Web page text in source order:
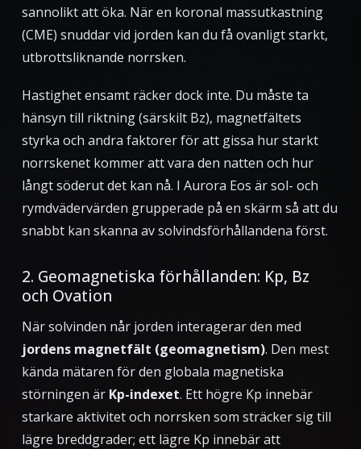
sannolikt att öka. När en koronal massutkastning
(CME) snuddar vid jorden kan du få ovanligt starkt,
utbrottsliknande norrsken.
Hastighet ensamt räcker dock inte. Du måste ta
hänsyn till riktning (särskilt Bz), magnetfältets
styrka och andra faktorer för att gissa hur starkt
norrskenet kommer att vara den natten och hur
långt söderut det kan nå. I Aurora Eos är sol- och
rymdvädervärden grupperade på en skärm så att du
snabbt kan skanna av solvindsförhållandena först.
2. Geomagnetiska förhållanden: Kp, Bz
och Ovation
När solvinden når jorden interagerar den med
jordens magnetfält (geomagnetism). Den mest
kända mätaren för den globala magnetiska
störningen är Kp-indexet. Ett högre Kp innebär
starkare aktivitet och norrsken som sträcker sig till
lägre breddgrader; ett lägre Kp innebär att